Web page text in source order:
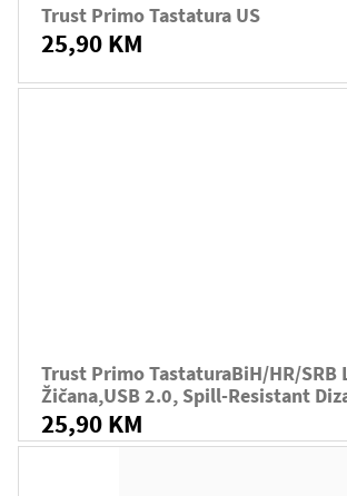
Trust Primo Tastatura US
25,90 KM
Trust Primo TastaturaBiH/HR/SRB
Žičana,USB 2.0, Spill-Resistant
25,90 KM